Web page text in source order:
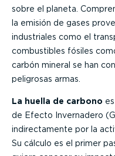
sobre el planeta.
la emisión de gases
industriales como el
combustibles fósiles
carbón mineral se han
peligrosas armas.
La huella de carbono
de Efecto Invernadero
indirectamente por la
Su cálculo es el primer